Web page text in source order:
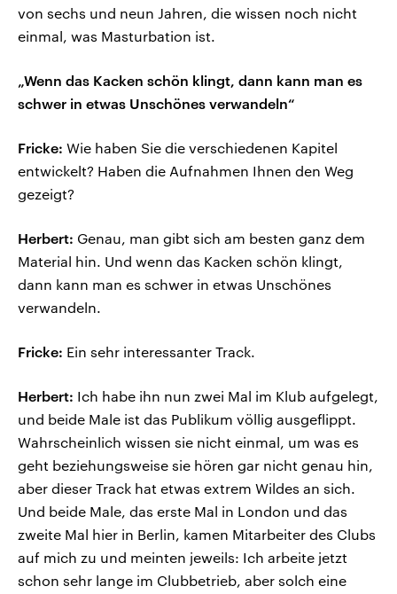
von sechs und neun Jahren, die wissen noch nicht
einmal, was Masturbation ist.
„Wenn das Kacken schön klingt, dann kann man es
schwer in etwas Unschönes verwandeln“
Fricke: Wie haben Sie die verschiedenen Kapitel
entwickelt? Haben die Aufnahmen Ihnen den Weg
gezeigt?
Herbert: Genau, man gibt sich am besten ganz dem
Material hin. Und wenn das Kacken schön klingt,
dann kann man es schwer in etwas Unschönes
verwandeln.
Fricke: Ein sehr interessanter Track.
Herbert: Ich habe ihn nun zwei Mal im Klub aufgelegt,
und beide Male ist das Publikum völlig ausgeflippt.
Wahrscheinlich wissen sie nicht einmal, um was es
geht beziehungsweise sie hören gar nicht genau hin,
aber dieser Track hat etwas extrem Wildes an sich.
Und beide Male, das erste Mal in London und das
zweite Mal hier in Berlin, kamen Mitarbeiter des Clubs
auf mich zu und meinten jeweils: Ich arbeite jetzt
schon sehr lange im Clubbetrieb, aber solch eine